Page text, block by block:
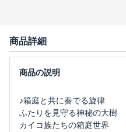
商品詳細
♪箱庭と共に奏でる旋律
ふたりを見守る神秘の大樹
カイコ族たちの箱庭世界